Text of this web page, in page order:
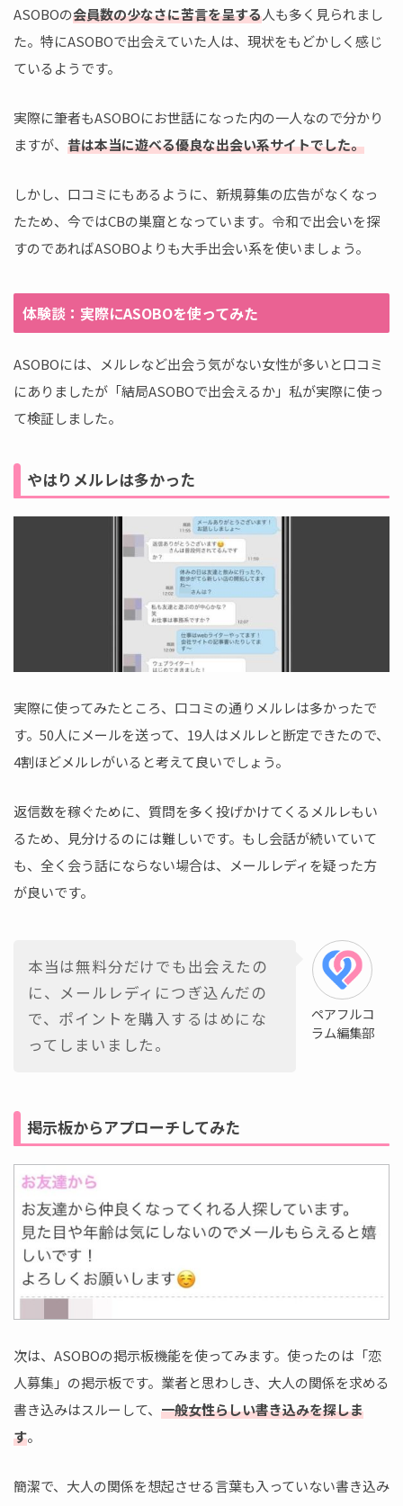
ASOBOの会員数の少なさに苦言を呈する人も多く見られまし
た。特にASOBOで出会えていた人は、現状をもどかしく感じ
ているようです。
実際に筆者もASOBOにお世話になった内の一人なので分かり
ますが、 昔は本当に遊べる優良な出会い系サイトでした。
しかし、口コミにもあるように、新規募集の広告がなくなっ
たため、今ではCBの巣窟となっています。令和で出会いを探
すのであればASOBOよりも大手出会い系を使いましょう。
体験談：実際にASOBOを使ってみた
ASOBOには、メルレなど出会う気がない女性が多いと口コミ
にありましたが「結局ASOBOで出会えるか」私が実際に使っ
て検証しました。
やはりメルレは多かった
実際に使ってみたところ、口コミの通りメルレは多かったで
す。50人にメールを送って、19人はメルレと断定できたので、
4割ほどメルレがいると考えて良いでしょう。
返信数を稼ぐために、質問を多く投げかけてくるメルレもい
るため、見分けるのには難しいです。もし会話が続いていて
も、全く会う話にならない場合は、メールレディを疑った方
が良いです。
ペアフルコ
ラム編集部
本当は無料分だけでも出会えたの
に、メールレディにつぎ込んだの
で、ポイントを購入するはめにな
ってしまいました。
掲示板からアプローチしてみた
次は、ASOBOの掲示板機能を使ってみます。使ったのは「恋
人募集」の掲示板です。業者と思わしき、大人の関係を求める
書き込みはスルーして、 一般女性らしい書き込みを探しま
す。
簡潔で、大人の関係を想起させる言葉も入っていない書き込み